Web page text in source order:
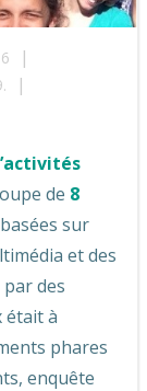
|
|
de 8
sur
et des
des
était à
phares
enquête